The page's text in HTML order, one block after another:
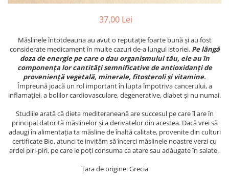
REMEDII NATURISTE
TOATE PRODUSELE
37,00 Lei
Măslinele întotdeauna au avut o reputație foarte bună și au fost
considerate medicament în multe cazuri de-a lungul istoriei. Pe lângă
doza de energie pe care o dau organismului tău, ele au în
componența lor cantități semnificative de antioxidanți de
proveniență vegetală, minerale, fitosteroli și vitamine.
Împreună joacă un rol important în lupta împotriva cancerului, a
inflamației, a bolilor cardiovasculare, degenerative, diabet și nu numai.
Studiile arată că dieta mediteraneană are succesul pe care îl are în
principal datorită măslinelor și a derivatelor din acestea. Dacă vrei să
adaugi în alimentația ta măsline de înaltă calitate, provenite din culturi
certificate Bio, atunci te invităm să încerci măslinele noastre verzi cu
ardei piri-piri, pe care le poți consuma ca atare sau adăugate în salate.
Țara de origine: Grecia